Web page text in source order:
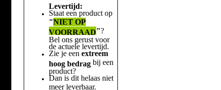
Levertijd:
Staat een product op
"NIET OP
VOORRAAD"?
Bel ons gerust voor
de actuele levertijd.
Zie je een extreem
hoog bedragbij een
product?
Dan is dit helaas niet
meer leverbaar.